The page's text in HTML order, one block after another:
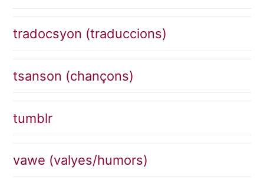
tradocsyon (traduccions)
tsanson (chançons)
tumblr
vawe (valyes/humors)